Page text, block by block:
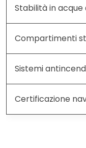
Stabilità in acque
Compartimenti
Sistemi
Certificazione